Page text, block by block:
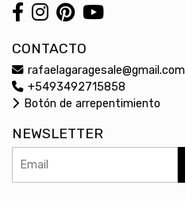
CONTACTO
rafaelagaragesale@gmail.com
+5493492715858
Botón de arrepentimiento
NEWSLETTER